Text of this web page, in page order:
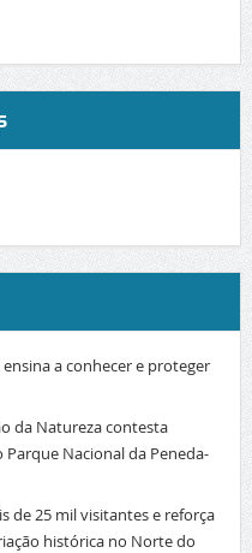
a conhecer e proteger
da Natureza contesta
Nacional da Peneda-
de 25 mil visitantes e reforça
histórica no Norte do